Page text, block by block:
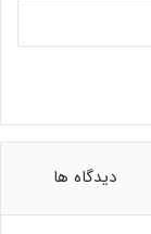
دیدگاه ها